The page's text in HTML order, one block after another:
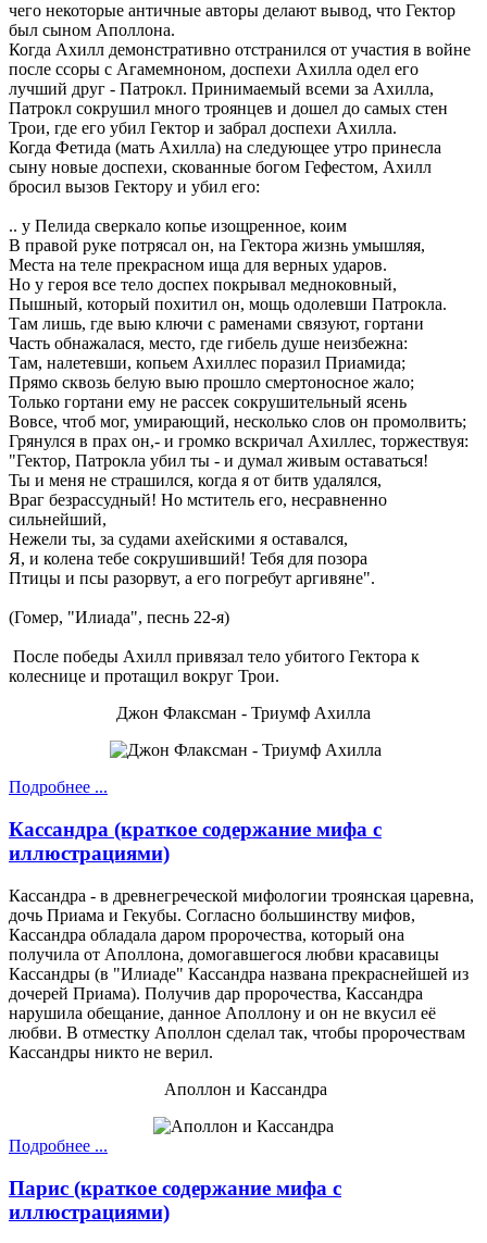
чего некоторые античные авторы делают вывод, что Гектор
был сыном Аполлона.
Когда Ахилл демонстративно отстранился от участия в войне
после ссоры с Агамемноном, доспехи Ахилла одел его
лучший друг - Патрокл. Принимаемый всеми за Ахилла,
Патрокл сокрушил много троянцев и дошел до самых стен
Трои, где его убил Гектор и забрал доспехи Ахилла.
Когда Фетида (мать Ахилла) на следующее утро принесла
сыну новые доспехи, скованные богом Гефестом, Ахилл
бросил вызов Гектору и убил его:
.. у Пелида сверкало копье изощренное, коим
В правой руке потрясал он, на Гектора жизнь умышляя,
Места на теле прекрасном ища для верных ударов.
Но у героя все тело доспех покрывал медноковный,
Пышный, который похитил он, мощь одолевши Патрокла.
Там лишь, где выю ключи с раменами связуют, гортани
Часть обнажалася, место, где гибель душе неизбежна:
Там, налетевши, копьем Ахиллес поразил Приамида;
Прямо сквозь белую выю прошло смертоносное жало;
Только гортани ему не рассек сокрушительный ясень
Вовсе, чтоб мог, умирающий, несколько слов он промолвить;
Грянулся в прах он,- и громко вскричал Ахиллес, торжествуя:
"Гектор, Патрокла убил ты - и думал живым оставаться!
Ты и меня не страшился, когда я от битв удалялся,
Враг безрассудный! Но мститель его, несравненно
сильнейший,
Нежели ты, за судами ахейскими я оставался,
Я, и колена тебе сокрушивший! Тебя для позора
Птицы и псы разорвут, а его погребут аргивяне".
(Гомер, "Илиада", песнь 22-я)
После победы Ахилл привязал тело убитого Гектора к
колеснице и протащил вокруг Трои.
Джон Флаксман - Триумф Ахилла
Подробнее ...
Кассандра (краткое содержание мифа с
иллюстрациями)
Кассандра - в древнегреческой мифологии троянская царевна,
дочь Приама и Гекубы. Согласно большинству мифов,
Кассандра обладала даром пророчества, который она
получила от Аполлона, домогавшегося любви красавицы
Кассандры (в "Илиаде" Кассандра названа прекраснейшей из
дочерей Приама). Получив дар пророчества, Кассандра
нарушила обещание, данное Аполлону и он не вкусил её
любви. В отместку Аполлон сделал так, чтобы пророчествам
Кассандры никто не верил.
Аполлон и Кассандра
Подробнее ...
Парис (краткое содержание мифа с
иллюстрациями)